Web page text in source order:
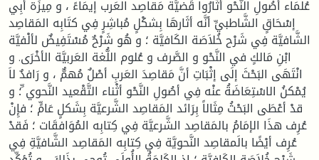
عُلمَاء أصُولِ النَّحْو أثَارُوا قَضيَّة مَقاصِد العَرب إيمَاءً ، و مِيزَة أبِي
إسْحَاقٍ الشَّاطبيِّ أنَّه أثَارهَا بِشكْلٍ مُباشِرٍ فِي كتَابِه المَقاصِد
الشَّافيَّة فِي شَرْح خُلاَصَة الكَافيَّة ؛ و هُو شَرْحٌ مُسْتَفِيضٌ لألْفيَّة
ابْنِ مَالكٍ في النَّحْو و الصَّرف و عُلوم اللُّغة العَربيَّة الأخْرَى. و
انْتَهَى البَحْثَ إلَى إثْبَاتِ أنَّ مَقاصِدَ العَربِ أصْلٌ مُهمٌّ ، و رَافدٌ لاَ
يُمْكنُ الاسْتِعَاضَةُ عنْه فِي أصُولِ النَّحْو أثْناء التَّقْعيد النَّحوي ِّ؛ و
قدْ أعْطَى البَحْثُ مِثَالاً بِرَائد المَقاصِد الشَّرعيَّة بِشَكلٍ عَامٍّ ؛ فإِنْ
عُرِف هذَا الإمَامُ بالمَقاصِد الشَّرعيَّة فِي كِتابِه المُوَافقَات ؛ فَقدْ
عُرِف أيْضًا بالَمقاصِد النَّحويَّة فِي كِتابِه المَقاصِد الشَّافيَّةِ فِي